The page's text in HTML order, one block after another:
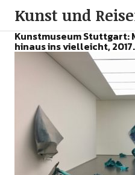
Kunst und
Kunstmuseum Stuttgart:
hinaus ins vielleicht,